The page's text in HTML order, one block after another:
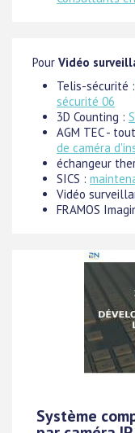
Pour Vidéo
Telis-sécurité :
sécurité 06
3D Counting :
AGM TEC -
de caméra
échangeur
SICS :
Vidéo
FRAMOS
Système